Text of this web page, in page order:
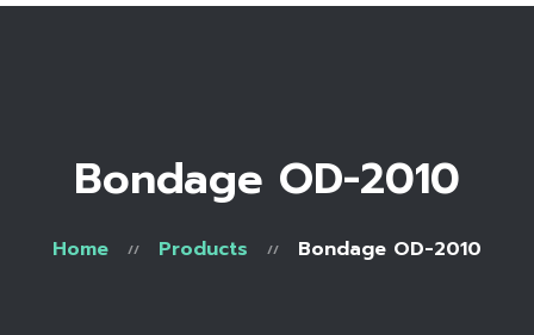
Bondage OD-2010
Home Products Bondage OD-2010